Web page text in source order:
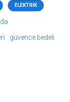
ELEKTRIK
güvence bedeli